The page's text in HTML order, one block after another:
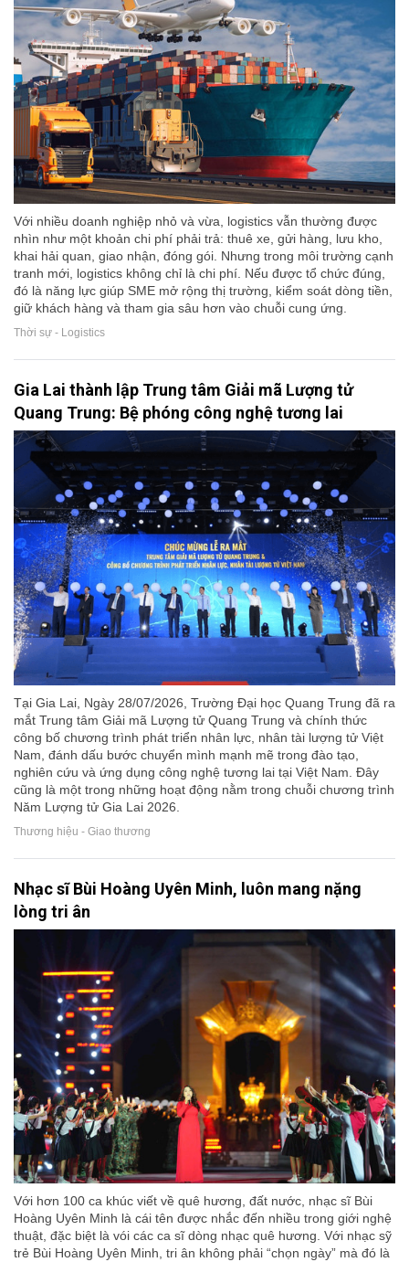
Với nhiều doanh nghiệp nhỏ và vừa, logistics vẫn thường được
nhìn như một khoản chi phí phải trả: thuê xe, gửi hàng, lưu kho,
khai hải quan, giao nhận, đóng gói. Nhưng trong môi trường cạnh
tranh mới, logistics không chỉ là chi phí. Nếu được tổ chức đúng,
đó là năng lực giúp SME mở rộng thị trường, kiểm soát dòng tiền,
giữ khách hàng và tham gia sâu hơn vào chuỗi cung ứng.
Thời sự - Logistics
Gia Lai thành lập Trung tâm Giải mã Lượng tử
Quang Trung: Bệ phóng công nghệ tương lai
Tại Gia Lai, Ngày 28/07/2026, Trường Đại học Quang Trung đã ra
mắt Trung tâm Giải mã Lượng tử Quang Trung và chính thức
công bố chương trình phát triển nhân lực, nhân tài lượng tử Việt
Nam, đánh dấu bước chuyển mình mạnh mẽ trong đào tạo,
nghiên cứu và ứng dụng công nghệ tương lai tại Việt Nam. Đây
cũng là một trong những hoạt động nằm trong chuỗi chương trình
Năm Lượng tử Gia Lai 2026.
Thương hiệu - Giao thương
Nhạc sĩ Bùi Hoàng Uyên Minh, luôn mang nặng
lòng tri ân
Với hơn 100 ca khúc viết về quê hương, đất nước, nhạc sĩ Bùi
Hoàng Uyên Minh là cái tên được nhắc đến nhiều trong giới nghệ
thuật, đặc biệt là vói các ca sĩ dòng nhạc quê hương. Với nhạc sỹ
trẻ Bùi Hoàng Uyên Minh, tri ân không phải “chọn ngày” mà đó là